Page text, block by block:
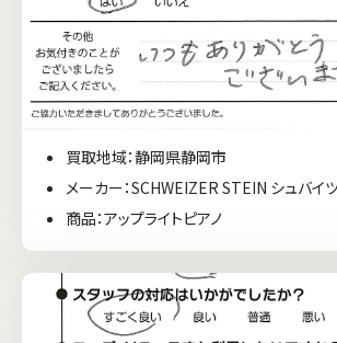
買取地域：静岡県静岡市
メーカー：SCHWEIZER STEIN シュバイ
商品：アップライトピアノ